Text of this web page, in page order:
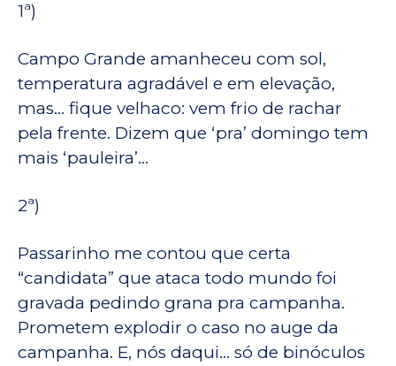
1ª)
Campo Grande amanheceu com sol,
temperatura agradável e em elevação,
mas… fique velhaco: vem frio de rachar
pela frente. Dizem que ‘pra’ domingo tem
mais ‘pauleira’…
2ª)
Passarinho me contou que certa
“candidata” que ataca todo mundo foi
gravada pedindo grana pra campanha.
Prometem explodir o caso no auge da
campanha. E, nós daqui… só de binóculos